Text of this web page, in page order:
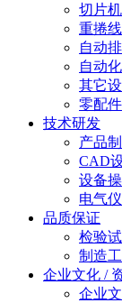
切片机
重捲线
自动
自动
其它
零配件
技术研发
产品
CAD
设备
电气
品质保证
检验
制造
企业文化 /
企业